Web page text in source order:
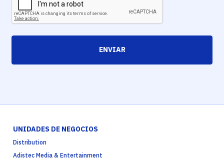
ENVIAR
UNIDADES DE NEGOCIOS
Distribution
Adistec Media & Entertainment